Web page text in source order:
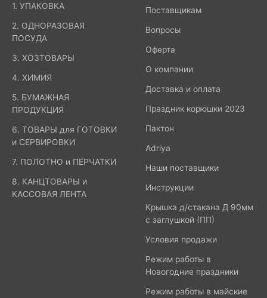
1. УПАКОВКА
2. ОДНОРАЗОВАЯ
ПОСУДА
3. ХОЗТОВАРЫ
4. ХИМИЯ
5. БУМАЖНАЯ
ПРОДУКЦИЯ
6. ТОВАРЫ для ГОТОВКИ
и СЕРВИРОВКИ
7. ПОЛОТНО и ПЕРЧАТКИ
8. КАНЦТОВАРЫ и
КАССОВАЯ ЛЕНТА
Поставщикам
Вопросы
Оферта
О компании
Доставка и оплата
Праздник корюшки 2023
Пактон
Adriya
Наши поставщики
Инструкции
Крышка д/стакана Д 90мм
с заглушкой (ПП)
Условия продажи
Режим работы в
Новогодние праздники
Режим работы в майские